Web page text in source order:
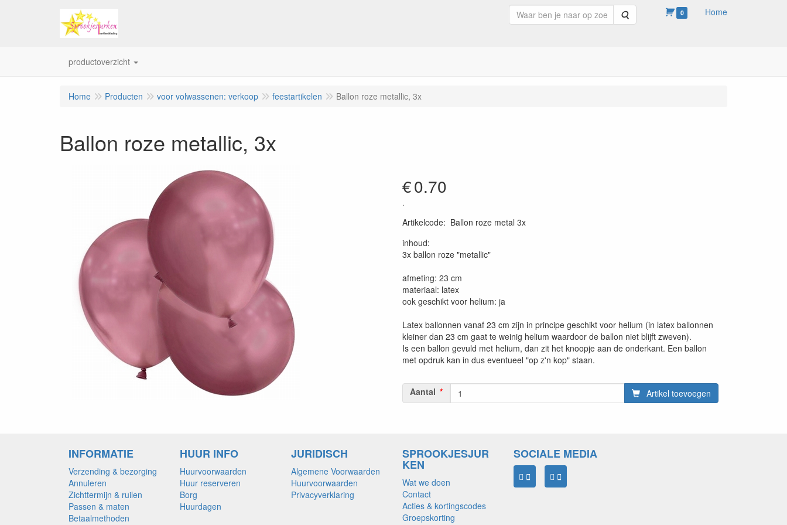
Zoeken 0 Home
productoverzicht
Home Producten voor volwassenen: verkoop feestartikelen Ballon roze metallic, 3x
Ballon roze metallic, 3x
€0.70
.
Artikelcode: Ballon roze metal 3x
inhoud:
3x ballon roze "metallic"
afmeting: 23 cm
materiaal: latex
ook geschikt voor helium: ja
Latex ballonnen vanaf 23 cm zijn in principe geschikt voor helium (in latex ballonnen
kleiner dan 23 cm gaat te weinig helium waardoor de ballon niet blijft zweven).
Is een ballon gevuld met helium, dan zit het knoopje aan de onderkant. Een ballon
met opdruk kan in dus eventueel "op z'n kop" staan.
Aantal Artikel toevoegen
INFORMATIE
Verzending & bezorging
Annuleren
Zichttermijn & ruilen
Passen & maten
Betaalmethoden
HUUR INFO
Huurvoorwaarden
Huur reserveren
Borg
Huurdagen
JURIDISCH
Algemene Voorwaarden
Huurvoorwaarden
Privacyverklaring
SPROOKJESJUR
KEN
Wat we doen
Contact
Acties & kortingscodes
Groepskorting
SOCIALE MEDIA